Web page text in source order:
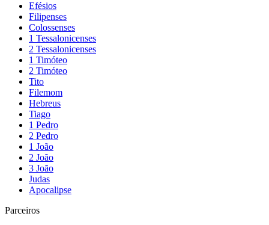
Efésios
Filipenses
Colossenses
1 Tessalonicenses
2 Tessalonicenses
1 Timóteo
2 Timóteo
Tito
Filemom
Hebreus
Tiago
1 Pedro
2 Pedro
1 João
2 João
3 João
Judas
Apocalipse
Parceiros